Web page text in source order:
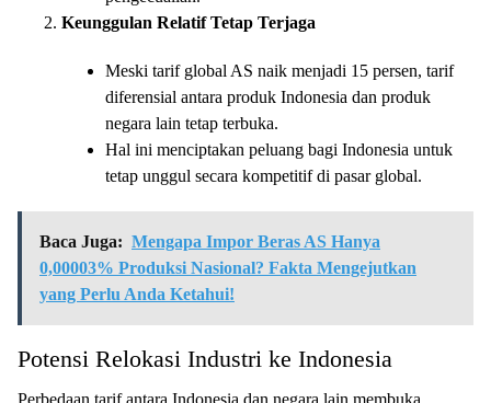
Keunggulan Relatif Tetap Terjaga
Meski tarif global AS naik menjadi 15 persen, tarif
diferensial antara produk Indonesia dan produk
negara lain tetap terbuka.
Hal ini menciptakan peluang bagi Indonesia untuk
tetap unggul secara kompetitif di pasar global.
Baca Juga: Mengapa Impor Beras AS Hanya
0,00003% Produksi Nasional? Fakta Mengejutkan
yang Perlu Anda Ketahui!
Potensi Relokasi Industri ke Indonesia
Perbedaan tarif antara Indonesia dan negara lain membuka